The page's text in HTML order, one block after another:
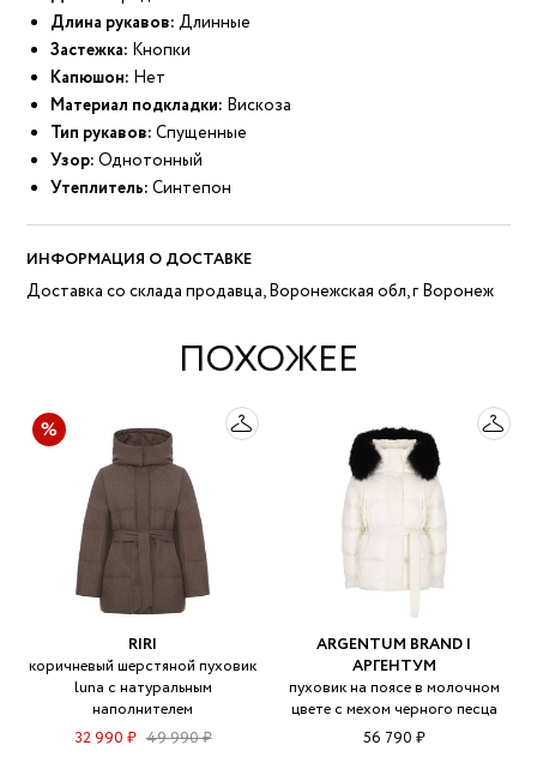
Длина рукавов: Длинные
Застежка: Кнопки
Капюшон: Нет
Материал подкладки: Вискоза
Тип рукавов: Спущенные
Узор: Однотонный
Утеплитель: Синтепон
ИНФОРМАЦИЯ О ДОСТАВКЕ
Доставка со склада продавца, Воронежская обл, г Воронеж
ПОХОЖЕЕ
RIRI
коричневый шерстяной пуховик
luna с натуральным
наполнителем
32 990 ₽ 49 990 ₽
ARGENTUM BRAND |
АРГЕНТУМ
пуховик на поясе в молочном
цвете с мехом черного песца
56 790 ₽